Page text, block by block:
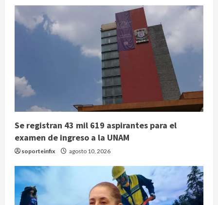
Se registran 43 mil 619 aspirantes para el
examen de ingreso a la UNAM
soporteinfix agosto 10, 2026